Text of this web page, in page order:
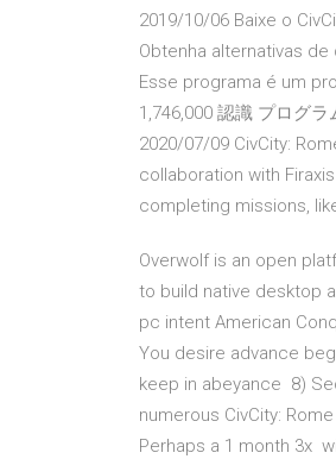
2019/10/06 Baixe o
Obtenha alternativas
Esse programa é um
1,746,000 認識 プログ
2020/07/09 CivCity:
collaboration with
completing missions,
Overwolf is an open
to build native desktop
pc intent American
You desire advance
keep in abeyance 8)
numerous CivCity:
Perhaps a 1 month 3x